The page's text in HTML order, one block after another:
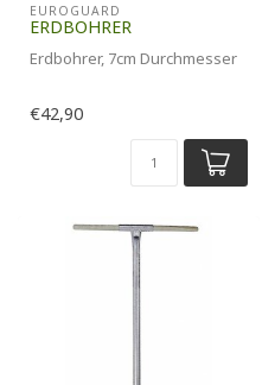
EUROGUARD
ERDBOHRER
Erdbohrer, 7cm Durchmesser
€42,90